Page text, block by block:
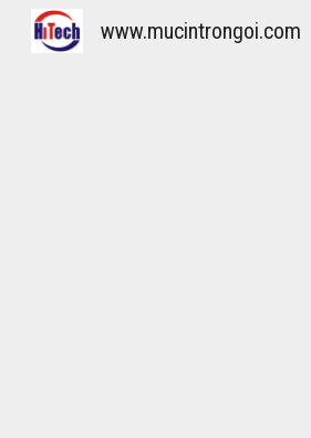
www.mucintrongoi.com